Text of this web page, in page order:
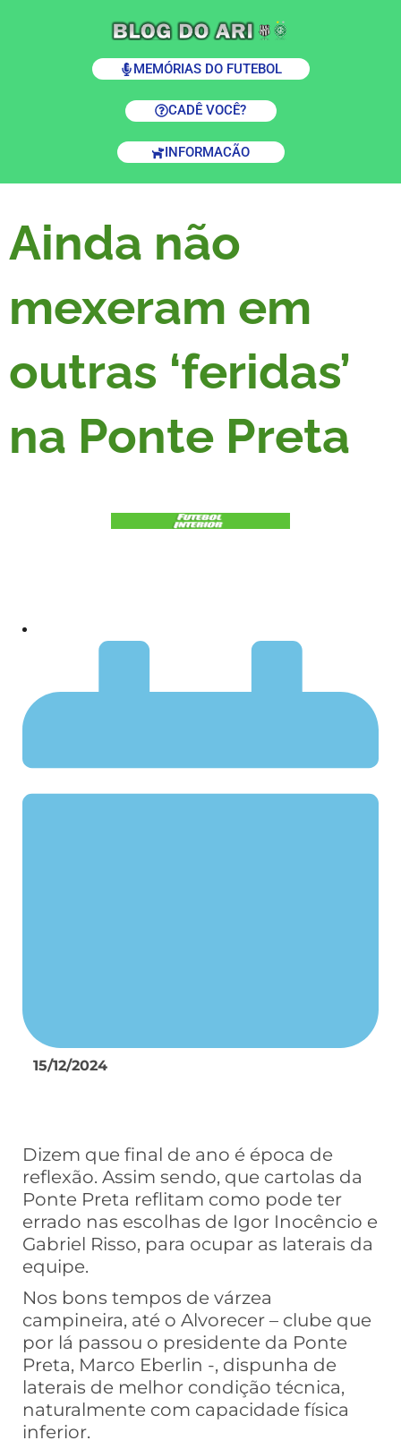
MEMÓRIAS DO FUTEBOL
CADÊ VOCÊ?
INFORMACÃO
Ainda não
mexeram em
outras ‘feridas’
na Ponte Preta
15/12/2024
Dizem que final de ano é época de
reflexão. Assim sendo, que cartolas da
Ponte Preta reflitam como pode ter
errado nas escolhas de Igor Inocêncio e
Gabriel Risso, para ocupar as laterais da
equipe.
Nos bons tempos de várzea
campineira, até o Alvorecer – clube que
por lá passou o presidente da Ponte
Preta, Marco Eberlin -, dispunha de
laterais de melhor condição técnica,
naturalmente com capacidade física
inferior.